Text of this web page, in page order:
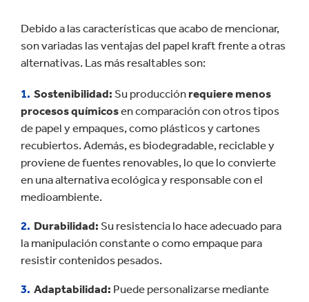
Debido a las características que acabo de mencionar,
son variadas las ventajas del papel kraft frente a otras
alternativas. Las más resaltables son:
Sostenibilidad: Su producción requiere menos
procesos químicosen comparación con otros tipos
de papel y empaques, como plásticos y cartones
recubiertos. Además, es biodegradable, reciclable y
proviene de fuentes renovables, lo que lo convierte
en una alternativa ecológica y responsable con el
medioambiente.
Durabilidad: Su resistencia lo hace adecuado para
la manipulación constante o como empaque para
resistir contenidos pesados.
Adaptabilidad: Puede personalizarse mediante